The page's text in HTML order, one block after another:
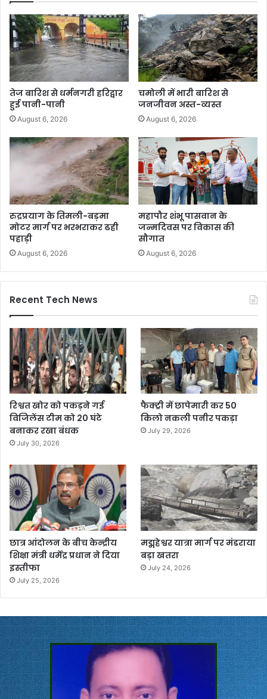
तेज बारिश से धर्मनगरी हरिद्वार
हुई पानी-पानी
August 6, 2026
चमोली में भारी बारिश से
जनजीवन अस्त-व्यस्त
August 6, 2026
रुद्रप्रयाग के तिमली-बड़मा
मोटर मार्ग पर भरभराकर ढही
पहाड़ी
August 6, 2026
महापौर शंभू पासवान के
जन्मदिवस पर विकास की
सौगात
August 6, 2026
Recent Tech News
रिश्वत खोर को पकड़ने गई
विजिलेंस टीम को 20 घंटे
बनाकर रखा बंधक
July 30, 2026
फैक्ट्री में छापेमारी कर 50
किलो नकली पनीर पकड़ा
July 29, 2026
छात्र आंदोलन के बीच केन्द्रीय
शिक्षा मंत्री धर्मेंद्र प्रधान ने दिया
इस्तीफा
July 25, 2026
मद्महेश्वर यात्रा मार्ग पर मंडराया
बड़ा खतरा
July 24, 2026